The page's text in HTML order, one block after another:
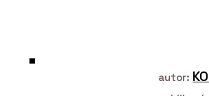
autor: